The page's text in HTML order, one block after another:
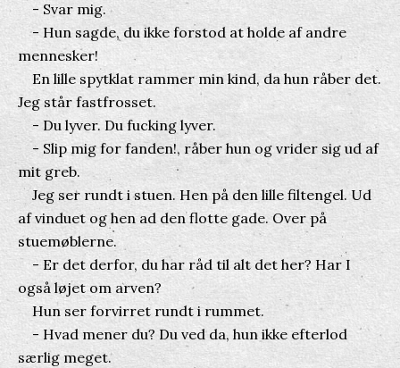
- Svar mig.
- Hun sagde, du ikke forstod at holde af andre
mennesker!
En lille spytklat rammer min kind, da hun råber det.
Jeg står fastfrosset.
- Du lyver. Du fucking lyver.
- Slip mig for fanden!, råber hun og vrider sig ud af
mit greb.
Jeg ser rundt i stuen. Hen på den lille filtengel. Ud
af vinduet og hen ad den flotte gade. Over på
stuemøblerne.
- Er det derfor, du har råd til alt det her? Har I
også løjet om arven?
Hun ser forvirret rundt i rummet.
- Hvad mener du? Du ved da, hun ikke efterlod
særlig meget.